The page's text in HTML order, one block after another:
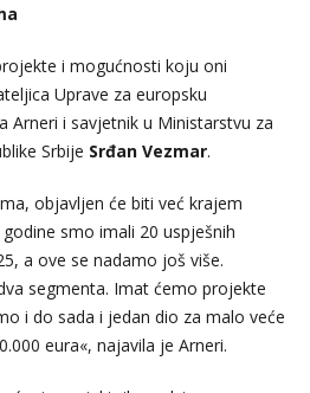
i mogućnosti koju oni
Uprave za europsku
Arneri i savjetnik u Ministarstvu za
Srbije Srđan Vezmar.
objavljen će biti već krajem
smo imali 20 uspješnih
a ove se nadamo još više.
segmenta. Imat ćemo projekte
i do sada i jedan dio za malo veće
eura«, najavila je Arneri.